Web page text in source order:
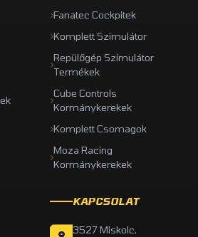
Fanatec Cockpitek
Komplett Szimulátor
Repülőgép Szimulátor
Termékek
Cube Controls
Kormánykerekek
Komplett Csomagok
Moza Racing
Kormánykerekek
KAPCSOLAT
3527 Miskolc,